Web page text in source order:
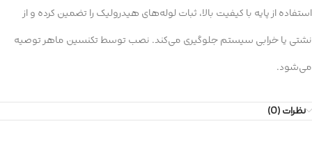
استفاده از پایه با کیفیت بالا، ثبات لوله‌های هیدرولیک را تضمین کرده و از
نشتی یا خرابی سیستم جلوگیری می‌کند. نصب توسط تکنسین ماهر توصیه
می‌شود.
نظرات (0)